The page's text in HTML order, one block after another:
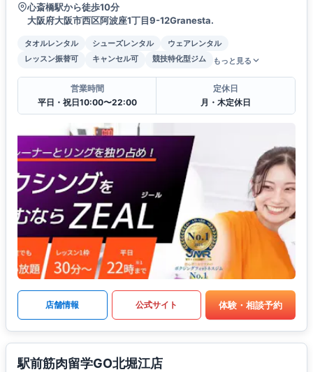
心斎橋駅から徒歩10分
大阪府大阪市西区阿波座1丁目9-12Granesta.
タオルレンタル シューズレンタル
ウェアレンタル
レッスン振替可
キャンセル可 競技特化型ジム もっと見る
営業時間
平日・祝日10:00〜22:00
定休日
月・木定休日
店舗情報 公式サイト 体験・相談予約
駅前筋肉留学GO北堀江店